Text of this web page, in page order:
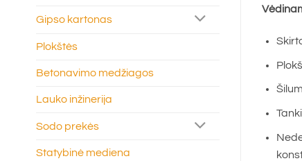
Gipso kartonas
Plokštės
Betonavimo medžiagos
Lauko inžinerija
Sodo prekės
Statybinė mediena